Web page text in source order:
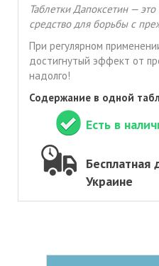
Таблетки Дапоксетин —
средство для борьбы с
При регулярном
достигнутый эффект от
надолго!
Содержание в одной
Есть в
Бесплатная
Украине